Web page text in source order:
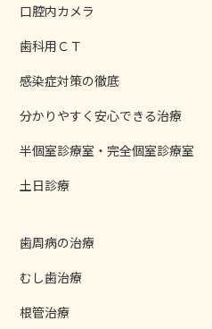
口腔内カメラ
歯科用ＣＴ
感染症対策の徹底
分かりやすく安心できる治療
半個室診療室・完全個室診療室
土日診療
歯周病の治療
むし歯治療
根管治療